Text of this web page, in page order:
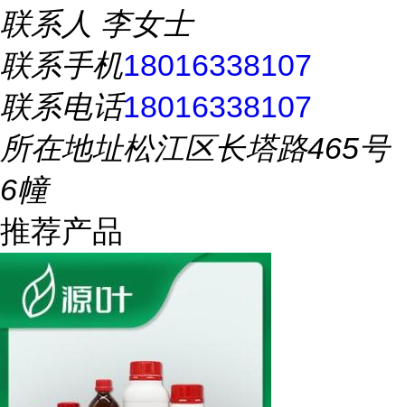
联系人 李女士
联系手机18016338107
联系电话18016338107
所在地址松江区长塔路465号
6幢
推荐产品